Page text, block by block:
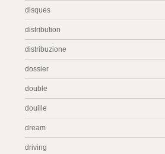
disques
distribution
distribuzione
dossier
double
douille
dream
driving